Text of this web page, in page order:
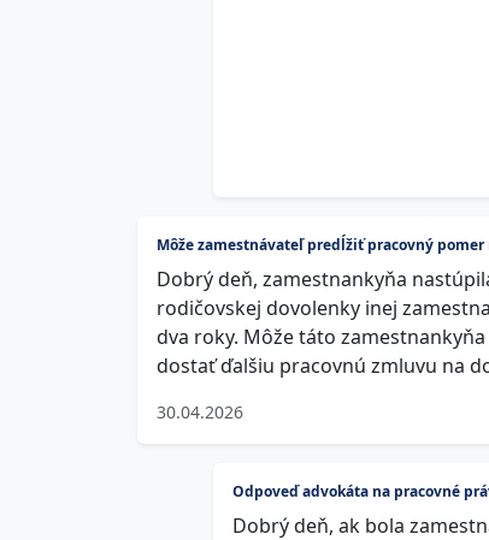
Môže zamestnávateľ predĺžiť pracovný
Dobrý deň, zamestnankyňa
rodičovskej dovolenky inej
dva roky. Môže táto
dostať ďalšiu pracovnú zmluvu na
30.04.2026
Odpoveď advokáta na pracovné
Dobrý deň, ak bola